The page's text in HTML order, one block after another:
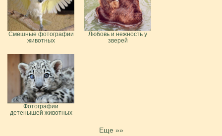
Смешные фотографии
животных
Любовь и нежность у
зверей
Фотографии
детенышей животных
Еще »»